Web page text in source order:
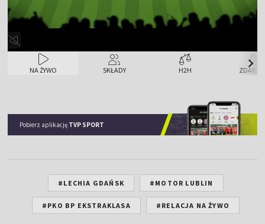
NA ŻYWO SKŁADY H2H
Pobierz aplikację TVP SPORT
#LECHIA GDAŃSK #MOTOR LUBLIN
#PKO BP EKSTRAKLASA #RELACJA NA ŻYWO